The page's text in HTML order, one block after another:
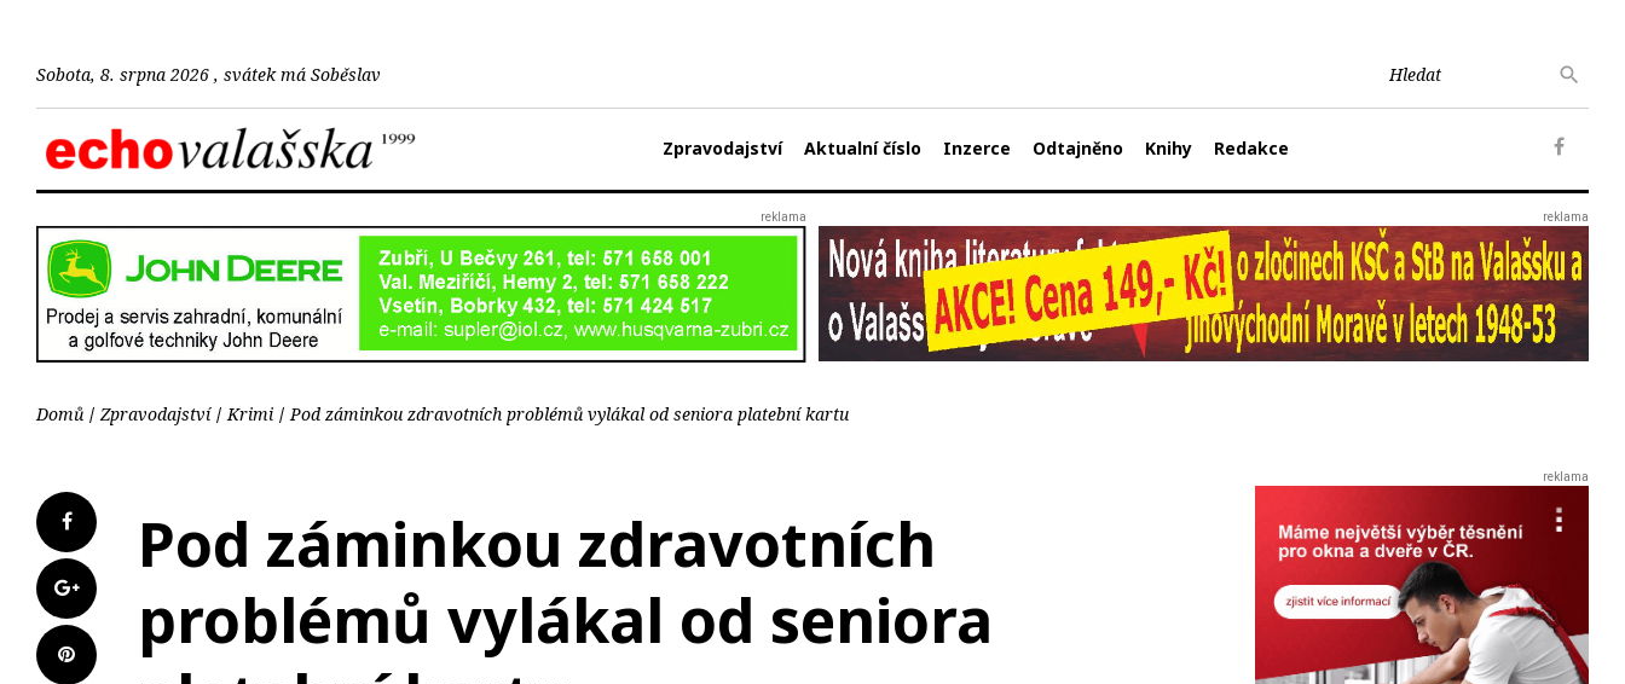
Sobota, 8. srpna 2026 , svátek má Soběslav
Zpravodajství Aktualní číslo Inzerce Odtajněno Knihy Redakce
Domů Zpravodajství Krimi Pod záminkou zdravotních problémů vylákal od seniora platební kartu
Pod záminkou zdravotních
problémů vylákal od seniora